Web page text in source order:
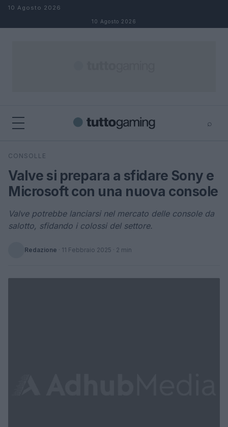
Salta al contenuto
10 Agosto 2026
10 Agosto 2026
⌕
Cerca
CONSOLLE
Valve si prepara a sfidare Sony e
Microsoft con una nuova console
Valve potrebbe lanciarsi nel mercato delle console da
salotto, sfidando i colossi del settore.
Redazione · 11 Febbraio 2025 · 2 min